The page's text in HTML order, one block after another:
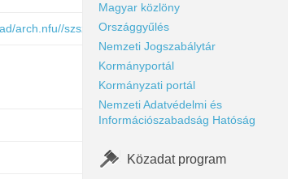
arch.nfu//szsza/kapcs_szerv_vez/szerv_vez/
Magyar közlöny
Országgyűlés
Nemzeti Jogszabálytár
Kormányportál
Kormányzati portál
Nemzeti Adatvédelmi és
Információszabadság Hatóság
Közadat program